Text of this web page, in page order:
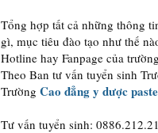
Tổng hợp tất cả những thông
gì, mục tiêu đào tạo như thế
Hotline hay Fanpage của
Theo Ban tư vấn tuyển sinh
Trường Cao đẳng y dược
Tư vấn tuyển sinh: